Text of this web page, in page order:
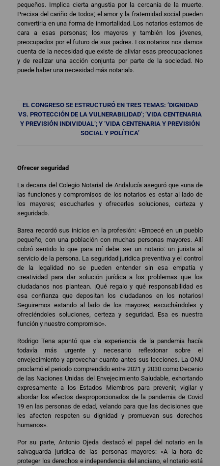
pequeños. Implica cierta angustia por la cercanía de la muerte.
Precisa del cariño de todos; el amor y la fraternidad social pueden
convertirla en una forma de inmortalidad. Los notarios estamos de
cara a esas personas; los mayores y también los jóvenes,
preocupados por el futuro de sus padres. Los notarios nos damos
cuenta de la necesidad que existe de aliviar esas preocupaciones
y de realizar una acción conjunta por parte de la sociedad. No
puede haber una necesidad más notarial».
EL CONGRESO SE ESTRUCTURÓ EN TRES TEMAS: ‘DIGNIDAD
VS. PROTECCIÓN DE LA VULNERABILIDAD’; ‘VIDA CENTENARIA
Y PREVISIÓN INDIVIDUAL’; Y ‘VIDA CENTENARIA Y PREVISIÓN
SOCIAL Y POLÍTICA’
Ofrecer seguridad
La decana del Colegio Notarial de Andalucía aseguró que «una de
las funciones y compromisos de los notarios es estar al lado de
los mayores; escucharles y ofrecerles soluciones, certeza y
seguridad».
Barea recordó sus inicios en la profesión: «Empecé en un pueblo
pequeño, con una población con muchas personas mayores. Allí
cobró sentido lo que para mí debe ser un notario: un jurista al
servicio de la persona. La seguridad jurídica preventiva y el control
de la legalidad no se pueden entender sin esa empatía y
creatividad para dar solución jurídica a los problemas que los
ciudadanos nos plantean. ¡Qué regalo y qué responsabilidad es
esa confianza que depositan los ciudadanos en los notarios!
Seguiremos estando al lado de los mayores; escuchándoles y
ofreciéndoles soluciones, certeza y seguridad. Esa es nuestra
función y nuestro compromiso».
Rodrigo Tena apuntó que «la experiencia de la pandemia hacía
todavía más urgente y necesario reflexionar sobre el
envejecimiento y aprovechar cuanto antes sus lecciones. La ONU
proclamó el periodo comprendido entre 2021 y 2030 como Decenio
de las Naciones Unidas del Envejecimiento Saludable, exhortando
expresamente a los Estados Miembros para prevenir, vigilar y
abordar los efectos desproporcionados de la pandemia de Covid
19 en las personas de edad, velando para que las decisiones que
les afecten respeten su dignidad y promuevan sus derechos
humanos».
Por su parte, Antonio Ojeda destacó el papel del notario en la
salvaguarda jurídica de las personas mayores: «A la hora de
proteger los derechos e independencia del anciano, el notario está